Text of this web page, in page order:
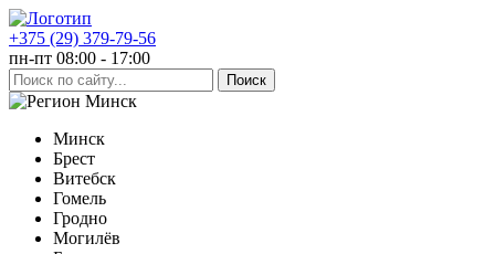
+375 (29) 379-79-56
пн-пт 08:00 - 17:00
Минск
Минск
Брест
Витебск
Гомель
Гродно
Могилёв